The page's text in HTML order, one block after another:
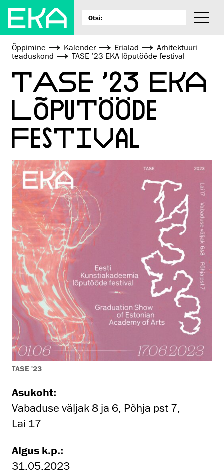
Õppimine Kalender Erialad
Arhitektuuri­
teaduskond
TASE ’23 EKA lõputööde festival
TASE ’23 EKA
LÕPUTÖÖDE
FESTIVAL
TASE '23
Asukoht:
Vabaduse väljak 8 ja 6, Põhja pst 7,
Lai 17
Algus k.p.:
31.05.2023